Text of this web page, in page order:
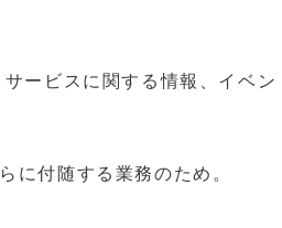
ービスに関する情報、イベン
に付随する業務のため。